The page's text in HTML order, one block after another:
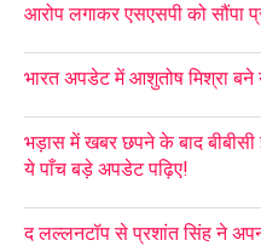
आरोप लगाकर एसएसपी को सौंपा
भारत अपडेट में आशुतोष मिश्रा बने
भड़ास में खबर छपने के बाद बीबीसी
ये पाँच बड़े अपडेट पढ़िए!
द लल्लनटॉप से प्रशांत सिंह ने